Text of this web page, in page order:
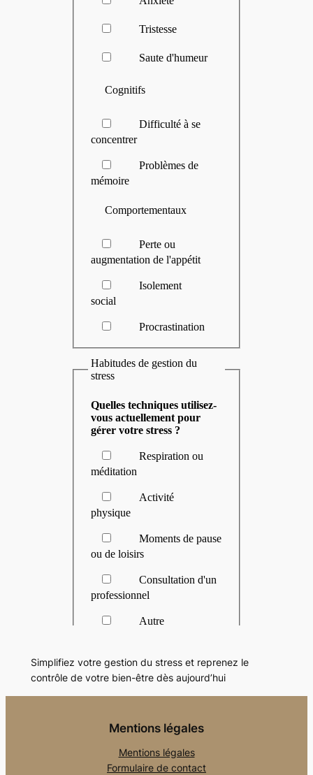
Simplifiez votre gestion du stress et reprenez le
contrôle de votre bien-être dès aujourd’hui
Mentions légales
Mentions légales
Formulaire de contact